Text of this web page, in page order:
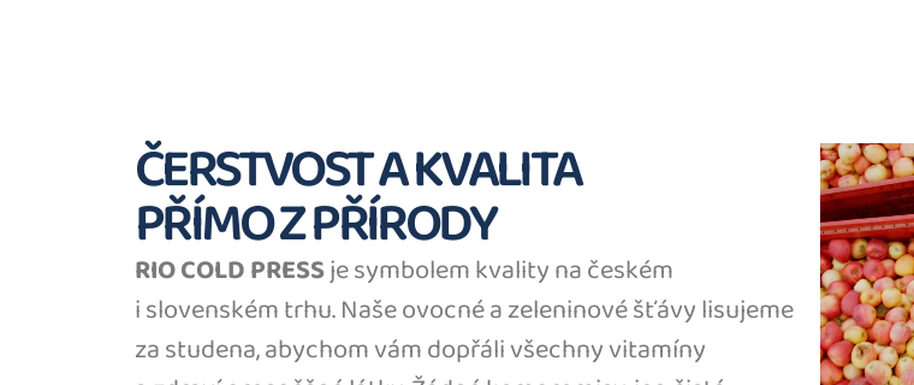
ČERSTVOST A KVALITA
PŘÍMO Z PŘÍRODY
RIO COLD PRESSje symbolem kvality na českém
i slovenském trhu. Naše ovocné a zeleninové šťávy lisujeme
za studena, abychom vám dopřáli všechny vitamíny